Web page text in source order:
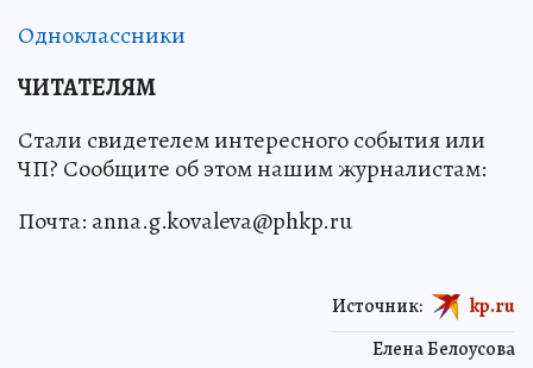
Одноклассники
ЧИТАТЕЛЯМ
Стали свидетелем интересного события или
ЧП? Сообщите об этом нашим журналистам:
Почта: anna.g.kovaleva@phkp.ru
Елена Белоусова
Источник: kp.ru